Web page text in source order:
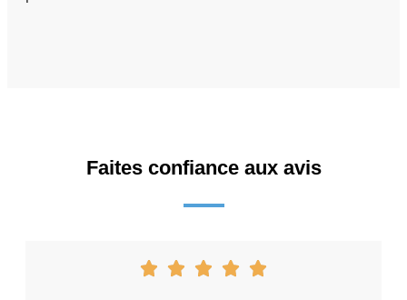
Faites confiance aux avis